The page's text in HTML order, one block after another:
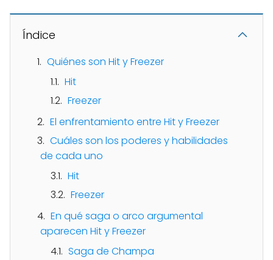
Índice
Quiénes son Hit y Freezer
Hit
Freezer
El enfrentamiento entre Hit y Freezer
Cuáles son los poderes y habilidades
de cada uno
Hit
Freezer
En qué saga o arco argumental
aparecen Hit y Freezer
Saga de Champa